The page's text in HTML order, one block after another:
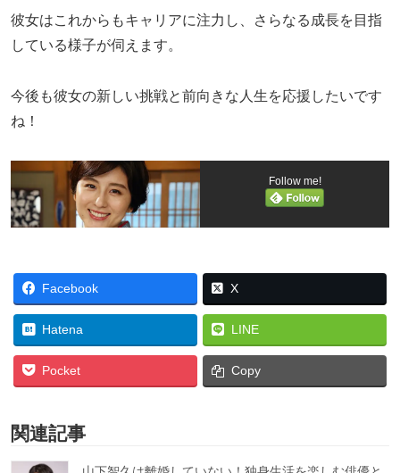
彼女はこれからもキャリアに注力し、さらなる成長を目指
している様子が伺えます。
今後も彼女の新しい挑戦と前向きな人生を応援したいです
ね！
Follow me!
Facebook X
Hatena LINE
Pocket Copy
関連記事